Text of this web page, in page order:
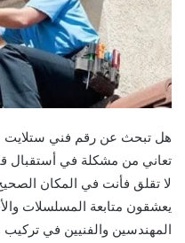
هل تبحث عن رقم فني ستلايت
تعاني من مشكلة في أستقبال
لا تقلق فأنت في المكان
يعشقون متابعة المسلسلات
المهندسين والفنيين في